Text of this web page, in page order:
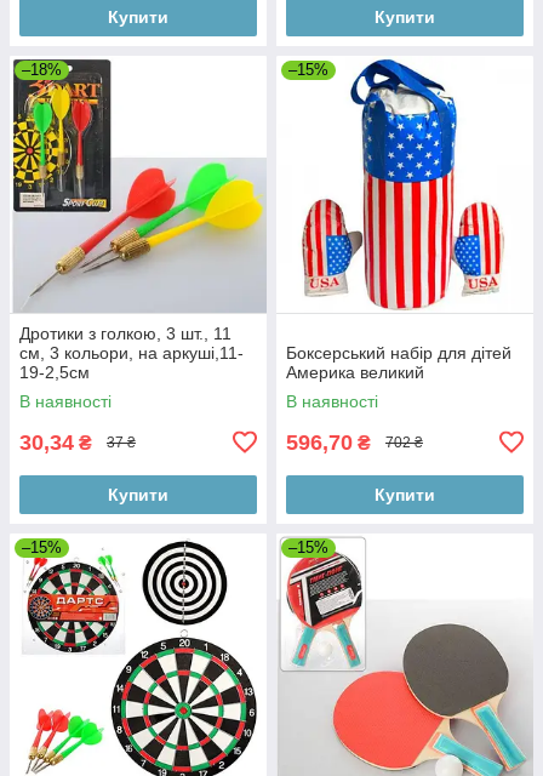
Купити Купити
–18%
Дротики з голкою, 3 шт., 11
см, 3 кольори, на аркуші,11-
19-2,5см
В наявності
30,34 ₴ 37 ₴
Купити
–15%
Боксерський набір для дітей
Америка великий
В наявності
596,70 ₴ 702 ₴
Купити
–15% –15%